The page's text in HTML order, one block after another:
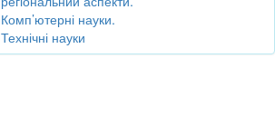
Комп’ютерні науки.
Технічні науки